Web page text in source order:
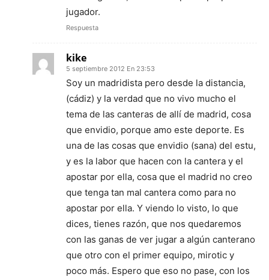
jugador.
Respuesta
kike
5 septiembre 2012 En 23:53
Soy un madridista pero desde la distancia,
(cádiz) y la verdad que no vivo mucho el
tema de las canteras de allí de madrid, cosa
que envidio, porque amo este deporte. Es
una de las cosas que envidio (sana) del estu,
y es la labor que hacen con la cantera y el
apostar por ella, cosa que el madrid no creo
que tenga tan mal cantera como para no
apostar por ella. Y viendo lo visto, lo que
dices, tienes razón, que nos quedaremos
con las ganas de ver jugar a algún canterano
que otro con el primer equipo, mirotic y
poco más. Espero que eso no pase, con los